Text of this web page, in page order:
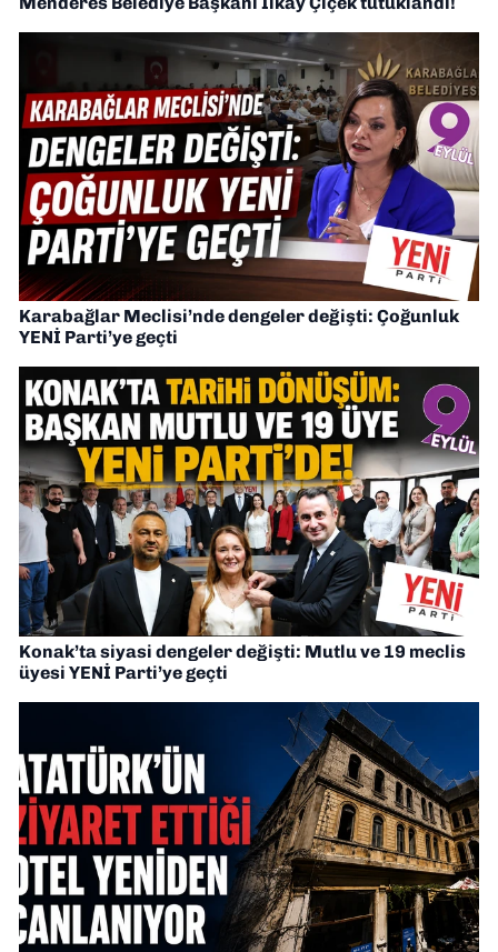
Karabağlar Meclisi’nde dengeler değişti: Çoğunluk
YENİ Parti’ye geçti
Konak’ta siyasi dengeler değişti: Mutlu ve 19 meclis
üyesi YENİ Parti’ye geçti